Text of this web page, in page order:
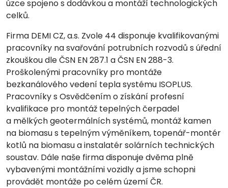
úzce spojeno s dodávkou a montáží technologických
celků.
Firma DEMI CZ, a.s. Zvole 44 disponuje kvalifikovanými
pracovníky na svařování potrubních rozvodů s úřední
zkouškou dle ČSN EN 287.1 a ČSN EN 288-3.
Proškolenými pracovníky pro montáže
bezkanálového vedení tepla systému ISOPLUS.
Pracovníky s Osvědčením o získání profesní
kvalifikace pro montáž tepelných čerpadel
a mělkých geotermálních systémů, montáž kamen
na biomasu s tepelným výměníkem, topenář-montér
kotlů na biomasu a instalatér solárních technických
soustav. Dále naše firma disponuje dvěma plně
vybavenými montážními vozidly a jsme schopni
provádět montáže po celém území ČR.